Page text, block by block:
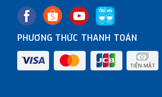
PHƯƠNG THỨC THANH TOÁN